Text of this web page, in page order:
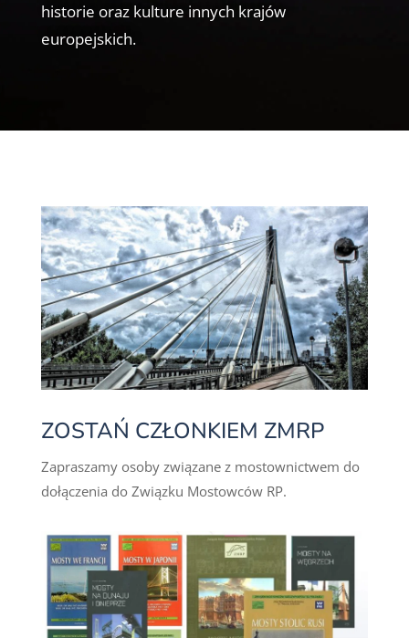
historie oraz kulture innych krajów
europejskich.
ZOSTAŃ CZŁONKIEM ZMRP
Zapraszamy osoby związane z mostownictwem do
dołączenia do Związku Mostowców RP.